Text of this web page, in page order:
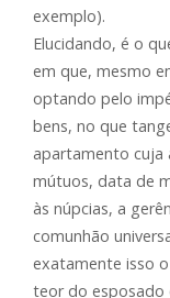
exemplo).
Elucidando, é o
em que, mesmo
optando pelo
bens, no que
apartamento cuja
mútuos, data de
às núpcias, a
comunhão
exatamente isso
teor do esposado